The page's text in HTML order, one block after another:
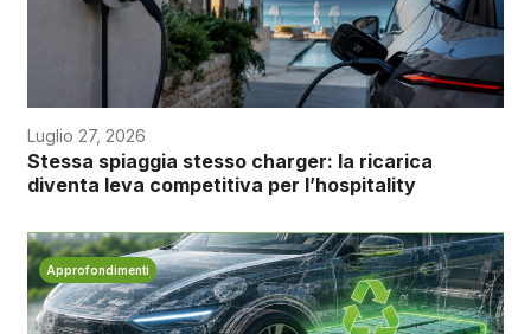
Luglio 27, 2026
Stessa spiaggia stesso charger: la ricarica
diventa leva competitiva per l’hospitality
Approfondimenti